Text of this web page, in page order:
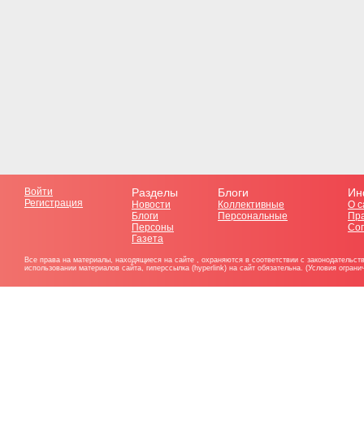
Войти
Регистрация
Разделы
Новости
Блоги
Персоны
Газета
Блоги
Коллективные
Персональные
О
Все права на материалы, находящиеся на сайте , охраняются в соответствии с
использовании материалов сайта, гиперссылка (hyperlink) на сайт обязательна. (Условия